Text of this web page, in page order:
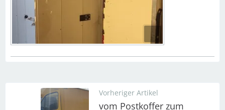
Vorheriger Artikel
vom Postkoffer zum